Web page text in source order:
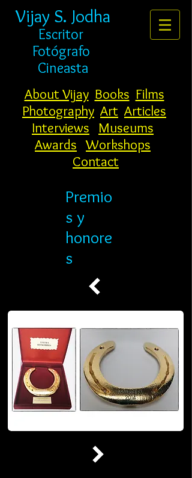
Vijay S. Jodha
Escritor
Fotógrafo
Cineasta
About Vijay Books Films
Photography Art Articles
Interviews
Museums
Awards Workshops
Contact
Premio
s y
honore
s